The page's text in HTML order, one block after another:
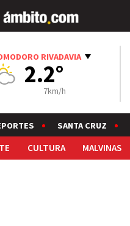
RIVADAVIA
2.2°
7km/h
SANTA CRUZ
CULTURA MALVINAS